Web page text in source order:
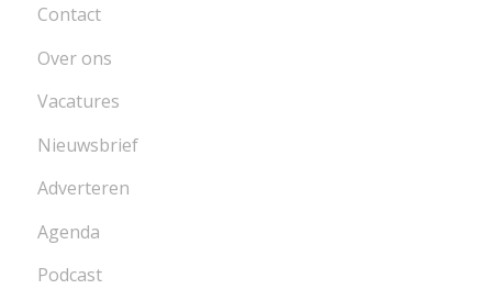
Contact
Over ons
Vacatures
Nieuwsbrief
Adverteren
Agenda
Podcast